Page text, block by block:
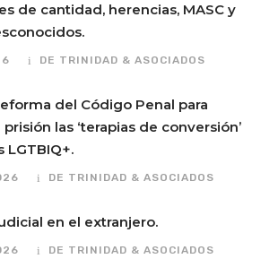
de cantidad, herencias, MASC y
DE TRINIDAD & ASOCIADOS
del Código Penal para
las ‘terapias de conversión’
LGTBIQ+.
DE TRINIDAD & ASOCIADOS
en el extranjero.
DE TRINIDAD & ASOCIADOS